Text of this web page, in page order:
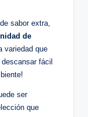
sabor extra,
de
variedad que
fácil
ser
que